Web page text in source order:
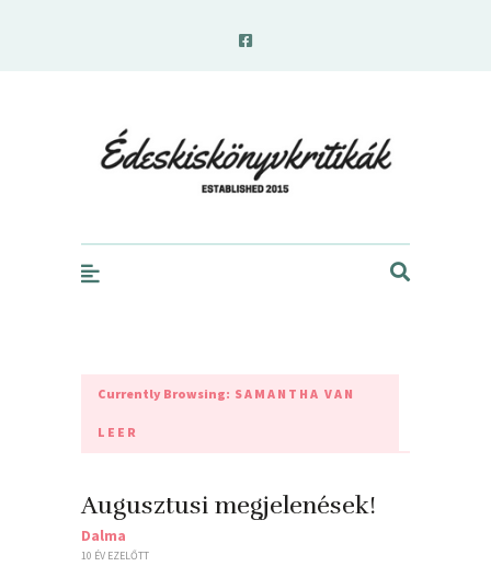
Currently Browsing: SAMANTHA VAN
LEER
Augusztusi megjelenések!
Dalma
10 ÉV EZELŐTT